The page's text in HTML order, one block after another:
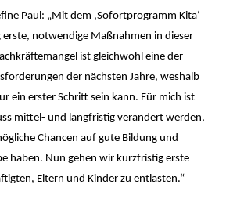
Paul: „Mit dem ,Sofortprogramm Kita‘
notwendige Maßnahmen in dieser
ist gleichwohl eine der
der nächsten Jahre, weshalb
ein erster Schritt sein kann. Für mich ist
mittel- und langfristig verändert werden,
Chancen auf gute Bildung und
haben. Nun gehen wir kurzfristig erste
Eltern und Kinder zu entlasten.“